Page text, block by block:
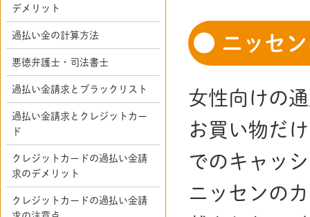
ニッセ
女性向けの
お買い物だ
でのキャッ
ニッセンの
デメリット
過払い金の計算方法
悪徳弁護士・司法書士
過払い金請求とブラックリスト
過払い金請求とクレジットカー
ド
クレジットカードの過払い金請
求のデメリット
クレジットカードの過払い金請